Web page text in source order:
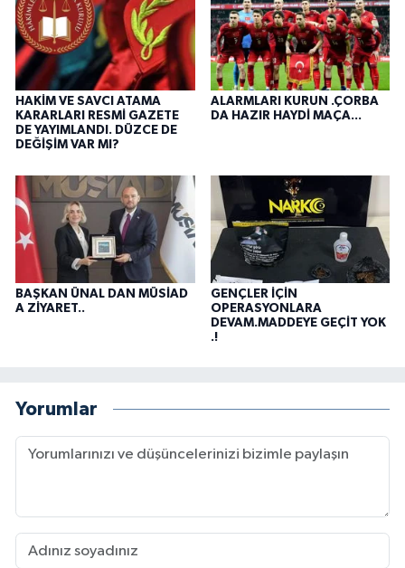
HAKİM VE SAVCI ATAMA
KARARLARI RESMİ GAZETE
DE YAYIMLANDI. DÜZCE DE
DEĞİŞİM VAR MI?
ALARMLARI KURUN .ÇORBA
DA HAZIR HAYDİ MAÇA...
BAŞKAN ÜNAL DAN MÜSİAD
A ZİYARET..
GENÇLER İÇİN
OPERASYONLARA
DEVAM.MADDEYE GEÇİT YOK
.!
Yorumlar